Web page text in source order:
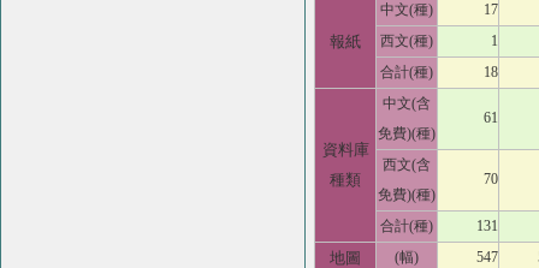
報紙
中文(種)
17
西文(種)
1
合計(種)
18
資料庫
種類
中文(含
免費)(種)
61
西文(含
免費)(種)
70
合計(種) 131
地圖 (幅) 547